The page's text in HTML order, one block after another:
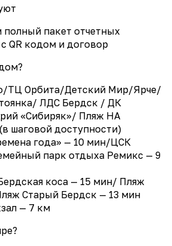
полный пакет отчетных
QR кодом и договор
ТЦ Орбита/Детский Мир/Ярче/
ЛДС Бердск / ДК
«Сибиряк»/ Пляж НА
доступности)
года» — 10 мин/ЦСК
парк отдыха Ремикс — 9
коса — 15 мин/ Пляж
Старый Бердск — 13 мин
— 7 км